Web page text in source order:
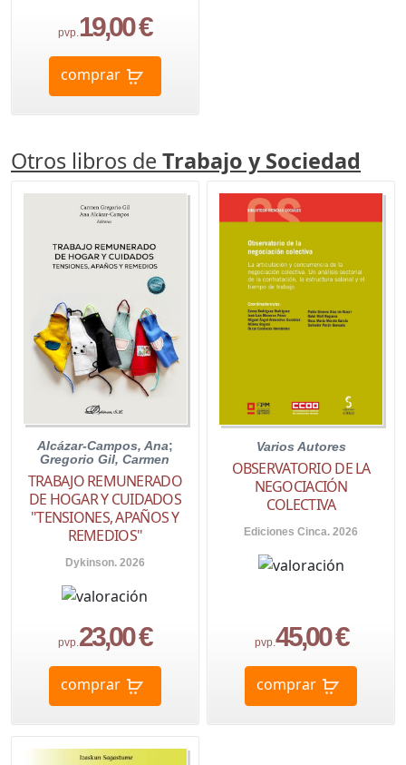
pvp.19,00 €
comprar
Otros libros de Trabajo y Sociedad
Alcázar-Campos, Ana;
Gregorio Gil, Carmen
TRABAJO REMUNERADO
DE HOGAR Y CUIDADOS
"TENSIONES, APAÑOS Y
REMEDIOS"
Dykinson. 2026
pvp.23,00 €
comprar
Varios Autores
OBSERVATORIO DE LA
NEGOCIACIÓN
COLECTIVA
Ediciones Cinca. 2026
pvp.45,00 €
comprar